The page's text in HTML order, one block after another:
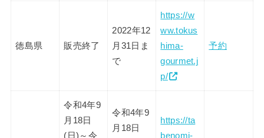
徳島県 販売終了
2022年12
月31日ま
で
https://w
ww.tokus
hima-
gourmet.j
p/
予約
令和4年9
月18日
(日)～令
令和4年9
月18日
https://ta
benomi-